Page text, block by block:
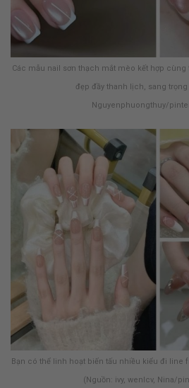
Các mẫu nail sơn thạch mắt mèo kết hợp
đẹp đầy thanh lịch, sang trọng
Nguyenphuongthuy/
Bạn có thể linh hoạt biến tấu nhiều kiểu đi line
(Nguồn: ivy, wenlcv, Nina/